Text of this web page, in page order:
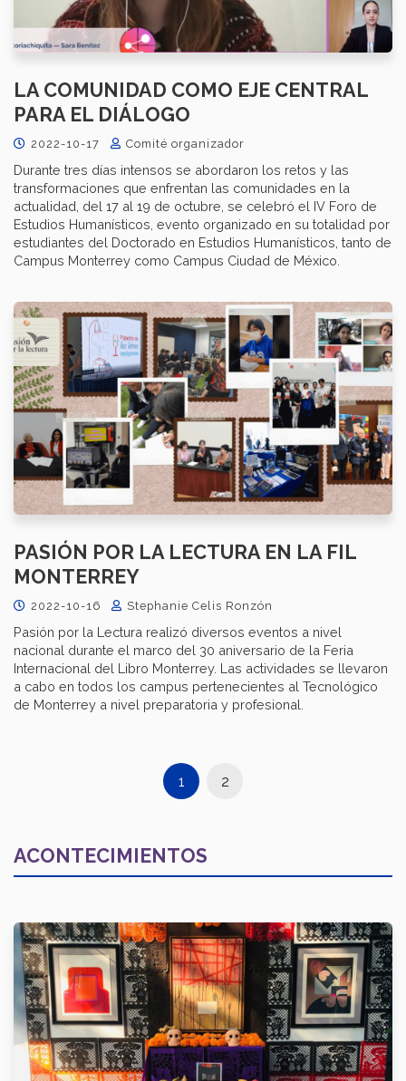
LA COMUNIDAD COMO EJE CENTRAL
PARA EL DIÁLOGO
2022-10-17 Comité organizador
Durante tres días intensos se abordaron los retos y las
transformaciones que enfrentan las comunidades en la
actualidad, del 17 al 19 de octubre, se celebró el IV Foro de
Estudios Humanísticos, evento organizado en su totalidad por
estudiantes del Doctorado en Estudios Humanísticos, tanto de
Campus Monterrey como Campus Ciudad de México.
PASIÓN POR LA LECTURA EN LA FIL
MONTERREY
2022-10-16 Stephanie Celis Ronzón
Pasión por la Lectura realizó diversos eventos a nivel
nacional durante el marco del 30 aniversario de la Feria
Internacional del Libro Monterrey. Las actividades se llevaron
a cabo en todos los campus pertenecientes al Tecnológico
de Monterrey a nivel preparatoria y profesional.
1 2
ACONTECIMIENTOS